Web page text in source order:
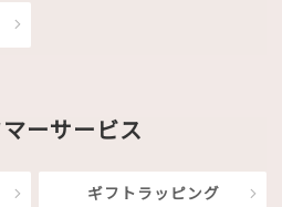
ーサービス
ギフトラッピング